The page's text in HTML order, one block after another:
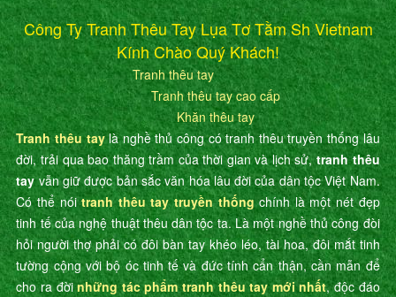
Công Ty Tranh Thêu Tay Lụa Tơ Tằm Sh Vietnam
Kính Chào Quý Khách!
Tranh thêu tay
Tranh thêu tay cao cấp
Khăn thêu tay
Tranh thêu taylà nghề thủ công có tranh thêu truyền thống lâu
đời, trải qua bao thăng trầm của thời gian và lịch sử,tranh thêu
tayvẫn giữ được bản sắc văn hóa lâu đời của dân tộc Việt Nam.
Có thể nóitranh thêu tay truyền thốngchính là một nét đẹp
tinh tế của nghệ thuật thêu dân tộc ta. Là một nghề thủ công đòi
hỏi người thợ phải có đôi bàn tay khéo léo, tài hoa, đôi mắt tinh
tường cộng với bộ óc tinh tế và đức tính cẩn thận, cần mẫn để
cho ra đờinhững tác phẩm tranh thêu tay mới nhất, độc đáo